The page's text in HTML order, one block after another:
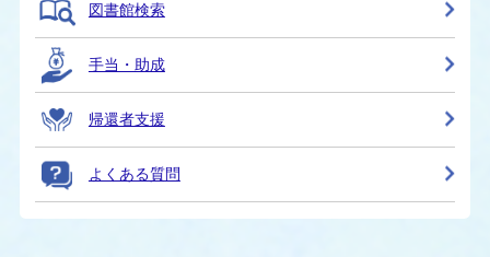
図書館検索
手当・助成
帰還者支援
よくある質問